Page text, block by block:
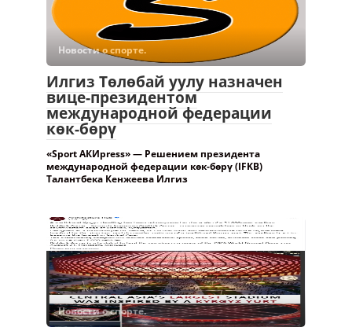
Новости о спорте.
Илгиз Төлөбай уулу назначен
вице-президентом
международной федерации
көк-бөрү
«Sport АКИpress» — Решением президента
международной федерации көк-бөрү (IFKB)
Талантбека Кенжеева Илгиз
Новости о спорте.